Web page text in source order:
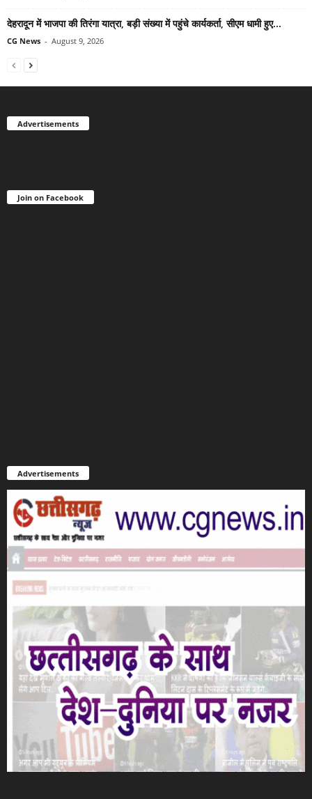
देहरादून में भाजपा की तिरंगा यात्रा, बड़ी संख्या में पहुंचे कार्यकर्ता, सीएम धामी हुए...
CG News - August 9, 2026
Advertisements
Join on Facebook
Advertisements